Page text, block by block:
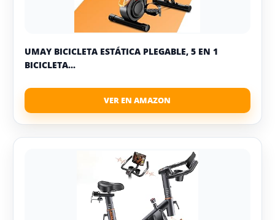
UMAY BICICLETA ESTÁTICA PLEGABLE, 5 EN 1
BICICLETA...